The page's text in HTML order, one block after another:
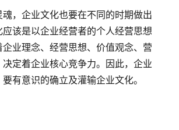
，企业文化也要在不同的时期做出
该是以企业经营者的个人经营思想
业理念、经营思想、价值观念、营
定着企业核心竞争力。因此，企业
有意识的确立及灌输企业文化。